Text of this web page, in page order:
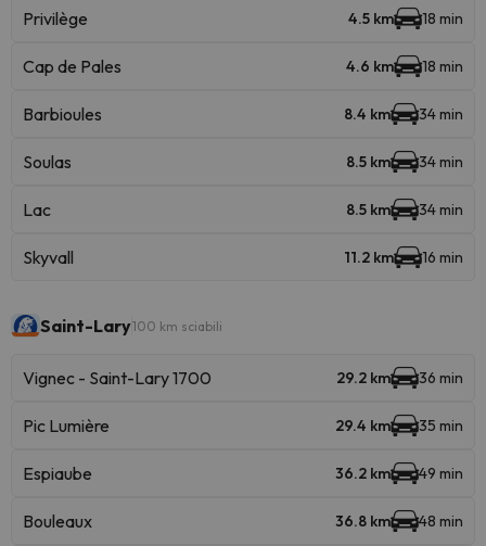
Privilège 4.5 km 18 min
Cap de Pales 4.6 km 18 min
Barbioules 8.4 km 34 min
Soulas 8.5 km 34 min
Lac 8.5 km 34 min
Skyvall 11.2 km 16 min
Saint-Lary100 km sciabili
Vignec - Saint-Lary 1700 29.2 km 36 min
Pic Lumière 29.4 km 35 min
Espiaube 36.2 km 49 min
Bouleaux 36.8 km 48 min